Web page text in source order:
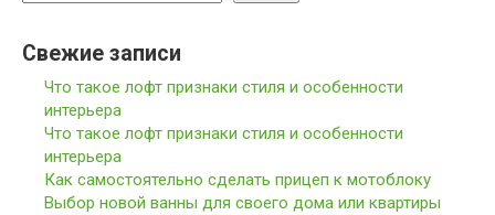
Свежие записи
Что такое лофт признаки стиля и особенности
интерьера
Что такое лофт признаки стиля и особенности
интерьера
Как самостоятельно сделать прицеп к мотоблоку
Выбор новой ванны для своего дома или квартиры